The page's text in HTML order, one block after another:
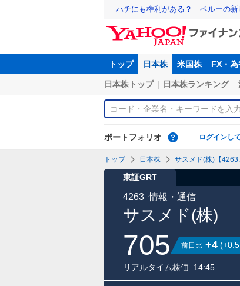
ハチにも権利がある？ ペルーの新
トップ 日本株 米国株 FX・為
日本株トップ 日本株ランキング
ポートフォリオ ログインし
トップ 日本株 サスメド(株)【
東証GRT
サスメド(株)
4263 情報・通信
705 前日比 +4 (
リアルタイム株価 14:45